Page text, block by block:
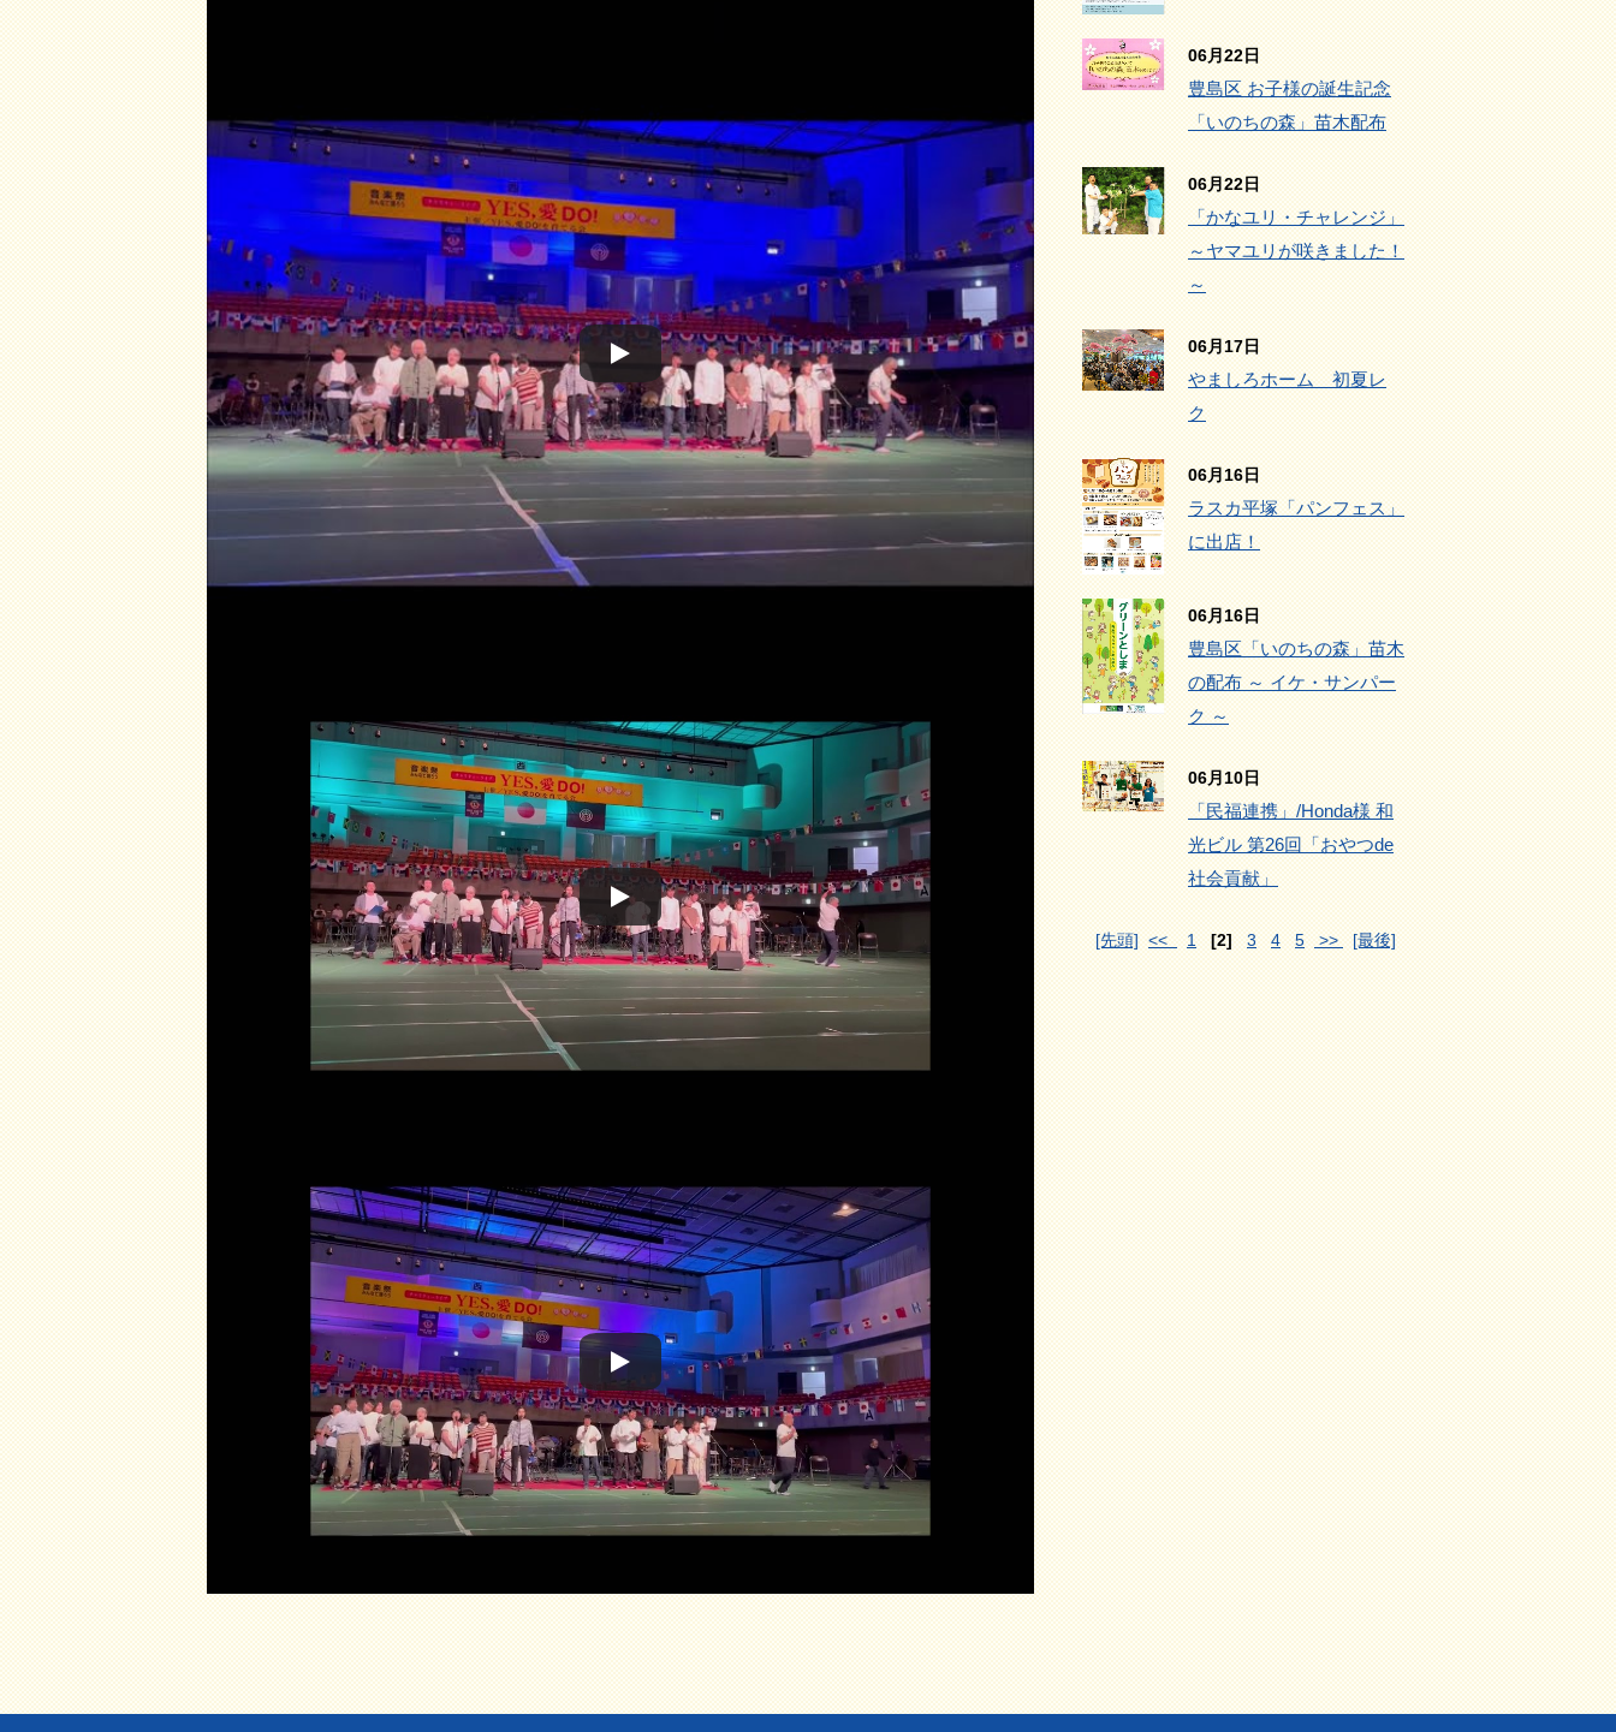
06月22日
豊島区 お子様の誕生記念
「いのちの森」苗木配布
06月22日
「かなユリ・チャレンジ」
～ヤマユリが咲きました！
～
06月17日
やましろホーム 初夏レ
ク
06月16日
ラスカ平塚「パンフェス」
に出店！
06月16日
豊島区「いのちの森」苗木
の配布 ～ イケ・サンパー
ク ～
06月10日
「民福連携」/Honda様 和
光ビル 第26回「おやつde
社会貢献」
[先頭] << 1 [2] 3 4 5 >> [最後]